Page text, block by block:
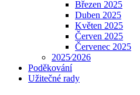
Březen 2025
Duben 2025
Květen 2025
Červen 2025
Červenec 2025
2025⁄2026
Poděkování
Užitečné rady